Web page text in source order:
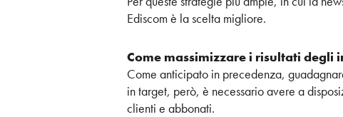
Ediscom è la scelta migliore.
Come massimizzare i risultati degli
Come anticipato in precedenza,
in target, però, è necessario avere a
clienti e abbonati.